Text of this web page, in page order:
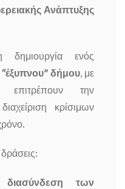
Ανάπτυξης
ενός
δήμου, με
την
κρίσιμων
διασύνδεση των